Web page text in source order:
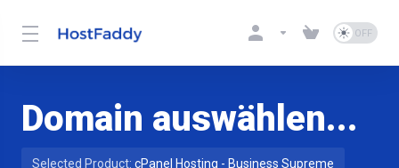
Domain auswählen...
Selected Product: cPanel Hosting - Business Supreme